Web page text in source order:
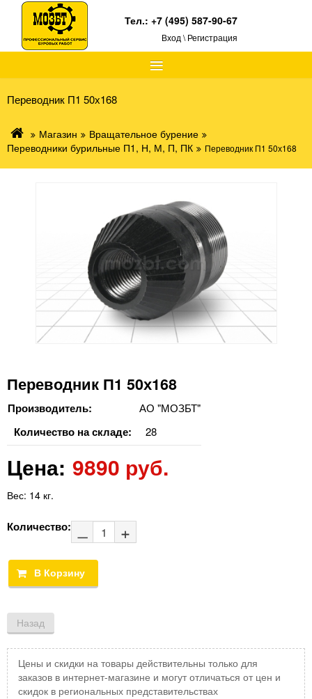
≡
Тел.:+7 (495) 587-90-67
Вход \ Регистрация
Переводник П1 50х168
Магазин
Вращательное бурение
Переводники бурильные П1, Н, М, П, ПК
Переводник П1 50х168
Переводник П1 50х168
Производитель: АО "МОЗБТ"
Количество на складе: 28
Цена: 9890 руб.
Вес: 14 кг.
Количество:
Цены и скидки на товары действительны только для
заказов в интернет-магазине и могут отличаться от цен и
скидок в региональных представительствах